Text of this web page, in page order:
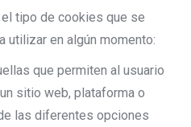
tipo de cookies que se
utilizar en algún momento:
que permiten al usuario
sitio web, plataforma o
las diferentes opciones